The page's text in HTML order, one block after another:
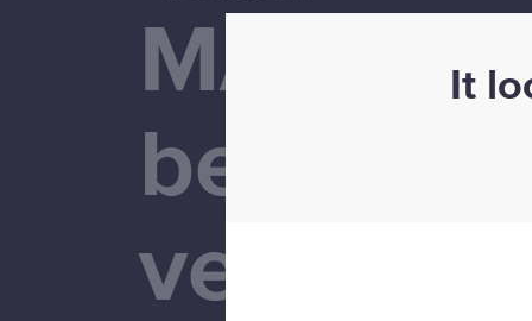
MAAT
bereidt
verdere
It